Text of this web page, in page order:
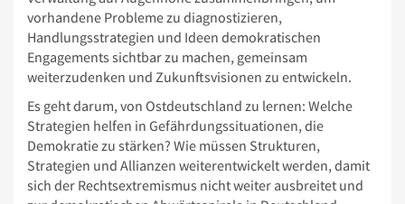
vorhandene Probleme zu diagnostizieren,
Handlungsstrategien und Ideen demokratischen
Engagements sichtbar zu machen, gemeinsam
weiterzudenken und Zukunftsvisionen zu entwickeln.
Es geht darum, von Ostdeutschland zu lernen: Welche
Strategien helfen in Gefährdungssituationen, die
Demokratie zu stärken? Wie müssen Strukturen,
Strategien und Allianzen weiterentwickelt werden, damit
sich der Rechtsextremismus nicht weiter ausbreitet und